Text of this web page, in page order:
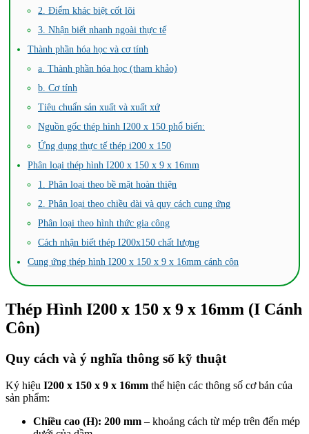
2. Điểm khác biệt cốt lõi
3. Nhận biết nhanh ngoài thực tế
Thành phần hóa học và cơ tính
a. Thành phần hóa học (tham khảo)
b. Cơ tính
Tiêu chuẩn sản xuất và xuất xứ
Nguồn gốc thép hình I200 x 150 phổ biến:
Ứng dụng thực tế thép i200 x 150
Phân loại thép hình I200 x 150 x 9 x 16mm
1. Phân loại theo bề mặt hoàn thiện
2. Phân loại theo chiều dài và quy cách cung ứng
Phân loại theo hình thức gia công
Cách nhận biết thép I200x150 chất lượng
Cung ứng thép hình I200 x 150 x 9 x 16mm cánh côn
Thép Hình I200 x 150 x 9 x 16mm (I Cánh
Côn)
Quy cách và ý nghĩa thông số kỹ thuật
Ký hiệu I200 x 150 x 9 x 16mm thể hiện các thông số cơ bản của
sản phẩm:
Chiều cao (H): 200 mm – khoảng cách từ mép trên đến mép